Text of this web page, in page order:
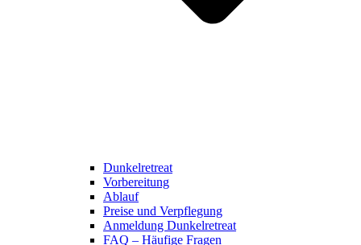
Dunkelretreat
Vorbereitung
Ablauf
Preise und Verpflegung
Anmeldung Dunkelretreat
FAQ – Häufige Fragen